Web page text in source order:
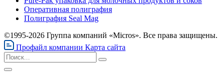
Оперативная полиграфия
Полиграфия Seal Mag
©1995-2026 Группа компаний «Micros». Все права защищены.
Профайл компании Карта сайта